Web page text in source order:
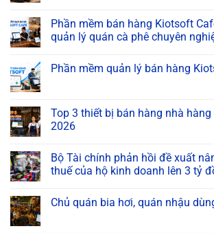
Phần mềm bán hàng Kiotsoft
quản lý quán cà phê chuyên
Phần mềm quản lý bán hàng
Top 3 thiết bị bán hàng nhà
2026
Bộ Tài chính phản hồi đề xuất
thuế của hộ kinh doanh lên 3 tỷ
Chủ quán bia hơi, quán nhậu